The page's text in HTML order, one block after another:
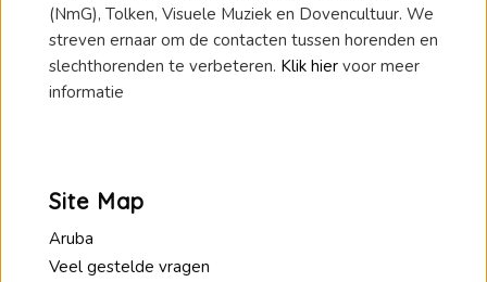
(NmG), Tolken, Visuele Muziek en Dovencultuur. We
streven ernaar om de contacten tussen horenden en
slechthorenden te verbeteren. Klik hier voor meer
informatie
Site Map
Aruba
Veel gestelde vragen